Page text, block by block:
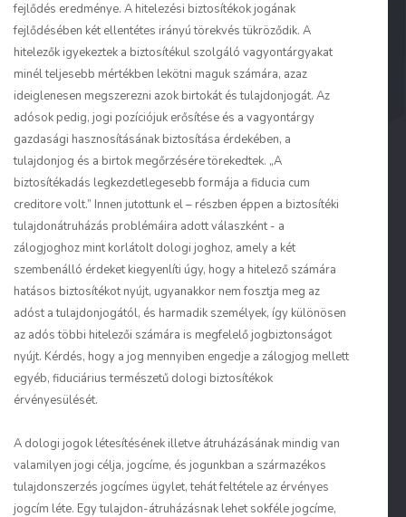
fejlődés eredménye. A hitelezési biztosítékok jogának
fejlődésében két ellentétes irányú törekvés tükröződik. A
hitelezők igyekeztek a biztosítékul szolgáló vagyontárgyakat
minél teljesebb mértékben lekötni maguk számára, azaz
ideiglenesen megszerezni azok birtokát és tulajdonjogát. Az
adósok pedig, jogi pozíciójuk erősítése és a vagyontárgy
gazdasági hasznosításának biztosítása érdekében, a
tulajdonjog és a birtok megőrzésére törekedtek. „A
biztosítékadás legkezdetlegesebb formája a fiducia cum
creditorevolt.” Innen jutottunk el – részben éppen a biztosítéki
tulajdonátruházás problémáira adott válaszként - a
zálogjoghoz mint korlátolt dologi joghoz, amely a két
szembenálló érdeket kiegyenlíti úgy, hogy a hitelező számára
hatásos biztosítékot nyújt, ugyanakkor nem fosztja meg az
adóst a tulajdonjogától, és harmadik személyek, így különösen
az adós többi hitelezői számára is megfelelő jogbiztonságot
nyújt. Kérdés, hogy a jog mennyiben engedje a zálogjog mellett
egyéb, fiduciárius természetű dologi biztosítékok
érvényesülését.
A dologi jogok létesítésének illetve átruházásának mindig van
valamilyen jogi célja, jogcíme, és jogunkban a származékos
tulajdonszerzés jogcímes ügylet, tehát feltétele az érvényes
jogcím léte. Egy tulajdon-átruházásnak lehet sokféle jogcíme,